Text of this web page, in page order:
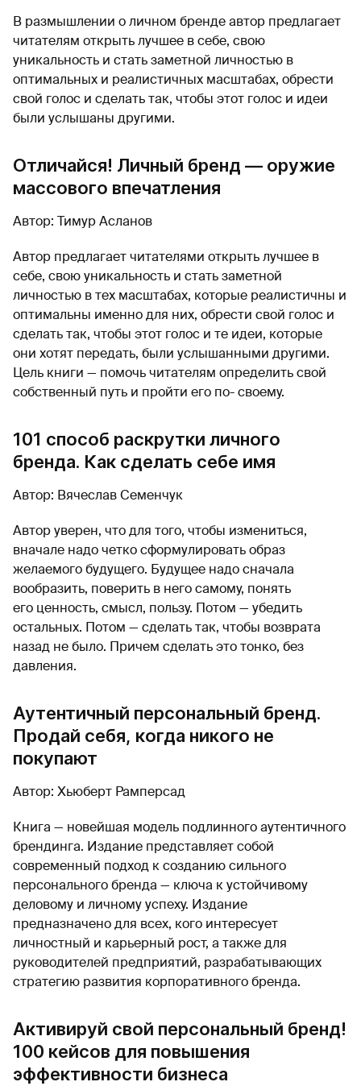
В размышлении о личном бренде автор предлагает
читателям открыть лучшее в себе, свою
уникальность и стать заметной личностью в
оптимальных и реалистичных масштабах, обрести
свой голос и сделать так, чтобы этот голос и идеи
были услышаны другими.
Отличайся! Личный бренд — оружие
массового впечатления
Автор: Тимур Асланов
Автор предлагает читателями открыть лучшее в
себе, свою уникальность и стать заметной
личностью в тех масштабах, которые реалистичны и
оптимальны именно для них, обрести свой голос и
сделать так, чтобы этот голос и те идеи, которые
они хотят передать, были услышанными другими.
Цель книги — помочь читателям определить свой
собственный путь и пройти его по- своему.
101 способ раскрутки личного
бренда. Как сделать себе имя
Автор: Вячеслав Семенчук
Автор уверен, что для того, чтобы измениться,
вначале надо четко сформулировать образ
желаемого будущего. Будущее надо сначала
вообразить, поверить в него самому, понять
его ценность, смысл, пользу. Потом — убедить
остальных. Потом — сделать так, чтобы возврата
назад не было. Причем сделать это тонко, без
давления.
Аутентичный персональный бренд.
Продай себя, когда никого не
покупают
Автор: Хьюберт Рамперсад
Книга — новейшая модель подлинного аутентичного
брендинга. Издание представляет собой
современный подход к созданию сильного
персонального бренда — ключа к устойчивому
деловому и личному успеху. Издание
предназначено для всех, кого интересует
личностный и карьерный рост, а также для
руководителей предприятий, разрабатывающих
стратегию развития корпоративного бренда.
Активируй свой персональный бренд!
100 кейсов для повышения
эффективности бизнеса